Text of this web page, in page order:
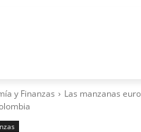
y Finanzas
Las manzanas